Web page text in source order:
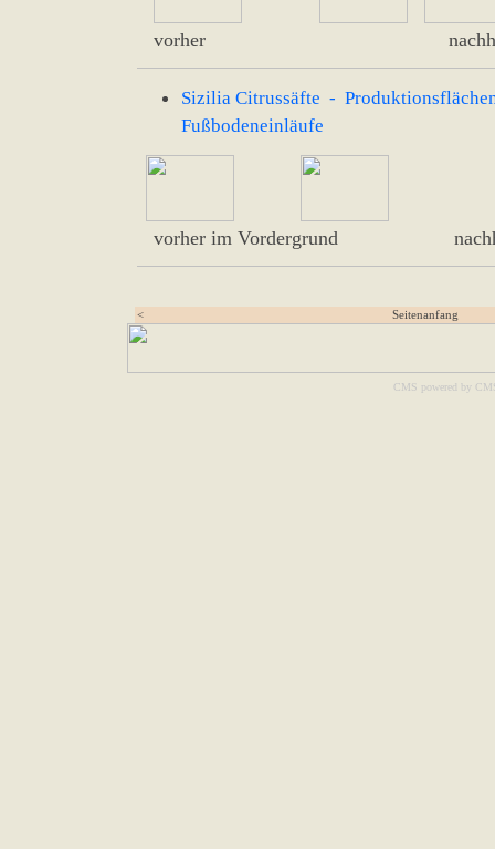
vorher
Sizilia Citrussäfte -
Fußbodeneinläufe
vorher im Vordergrund
< Seitenanfang
CMS powered by